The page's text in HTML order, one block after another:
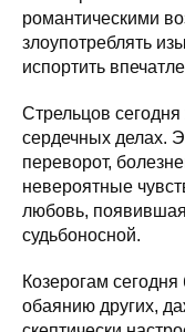
романтическими
злоупотреблять
испортить
Стрельцов
сердечных делах.
переворот,
невероятные
любовь,
судьбоносной.
Козерогам
обаянию других,